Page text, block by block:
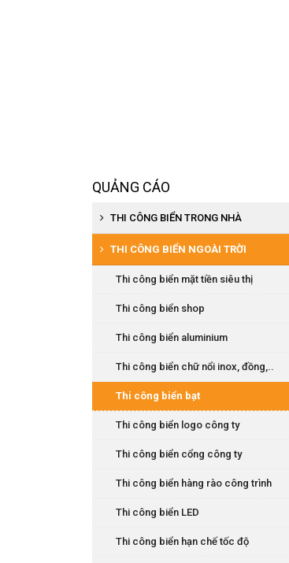
QUẢNG CÁO
THI CÔNG BIỂN TRONG NHÀ
Thi công biển siêu thị
Thi công kệ trưng bày
Thi công biển nội quy, chỉ dẫn
Thi công biển phòng, chức danh
Thi công biển báo
Thi công biển LED
THI CÔNG BIỂN NGOÀI TRỜI
Thi công biển mặt tiền siêu thị
Thi công biển shop
Thi công biển aluminium
Thi công biển chữ nổi inox, đồng,..
Thi công biển bạt
Thi công biển logo công ty
Thi công biển cổng công ty
Thi công biển hàng rào công trình
Thi công biển LED
Thi công biển hạn chế tốc độ